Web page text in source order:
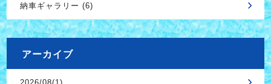
納車ギャラリー (6)
アーカイブ